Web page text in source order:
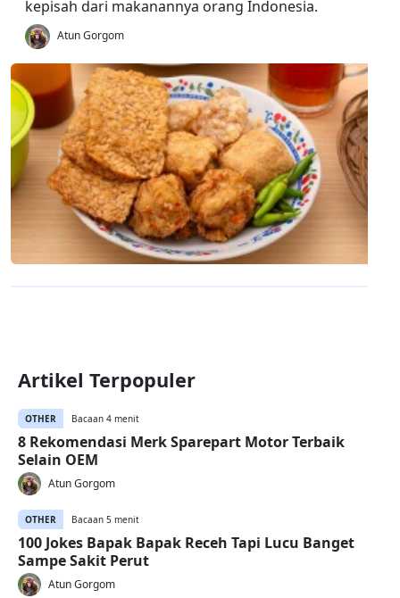
kepisah dari makanannya orang Indonesia.
Atun Gorgom
Artikel Terpopuler
OTHER Bacaan 4 menit
8 Rekomendasi Merk Sparepart Motor Terbaik
Selain OEM
Atun Gorgom
OTHER Bacaan 5 menit
100 Jokes Bapak Bapak Receh Tapi Lucu Banget
Sampe Sakit Perut
Atun Gorgom